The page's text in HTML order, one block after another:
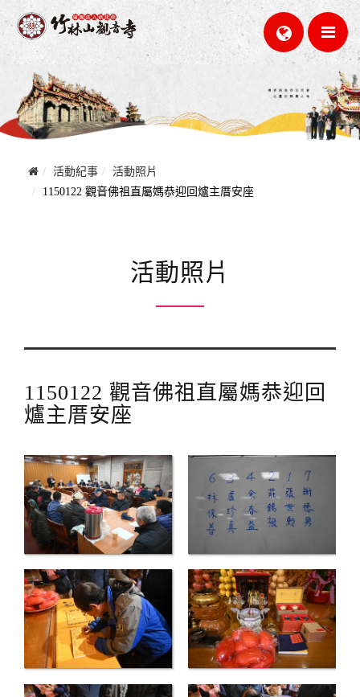
活動紀事
活動照片
1150122 觀音佛祖直屬媽恭迎回爐主厝安座
活動照片
1150122 觀音佛祖直屬媽恭迎回
爐主厝安座